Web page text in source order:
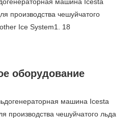
оборудование